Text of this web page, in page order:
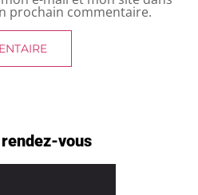
prochain commentaire.
vous